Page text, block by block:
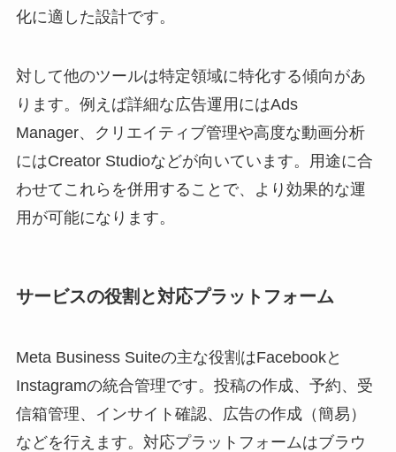
化に適した設計です。
対して他のツールは特定領域に特化する傾向があ
ります。例えば詳細な広告運用にはAds
Manager、クリエイティブ管理や高度な動画分析
にはCreator Studioなどが向いています。用途に合
わせてこれらを併用することで、より効果的な運
用が可能になります。
サービスの役割と対応プラットフォーム
Meta Business Suiteの主な役割はFacebookと
Instagramの統合管理です。投稿の作成、予約、受
信箱管理、インサイト確認、広告の作成（簡易）
などを行えます。対応プラットフォームはブラウ